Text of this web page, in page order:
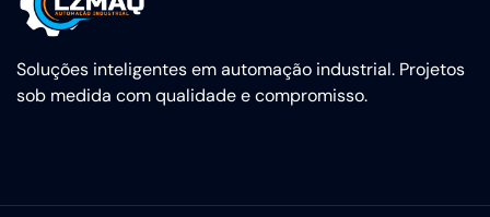
Soluções inteligentes em automação industrial. Projetos
sob medida com qualidade e compromisso.